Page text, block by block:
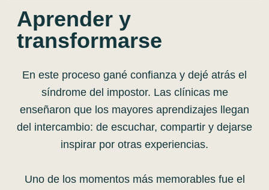
Aprender y
transformarse
En este proceso gané confianza y dejé atrás el
síndrome del impostor. Las clínicas me
enseñaron que los mayores aprendizajes llegan
del intercambio: de escuchar, compartir y dejarse
inspirar por otras experiencias.
Uno de los momentos más memorables fue el